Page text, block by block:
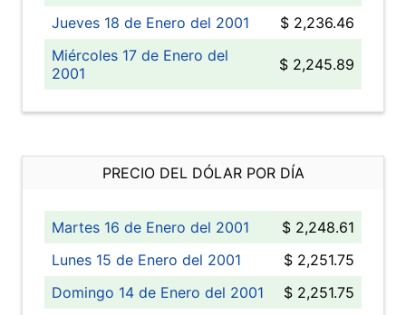
Jueves 18 de Enero del 2001
$ 2,236.46
Miércoles 17 de Enero del
2001
$ 2,245.89
PRECIO DEL DÓLAR POR DÍA
Martes 16 de Enero del 2001
$ 2,248.61
Lunes 15 de Enero del 2001
$ 2,251.75
Domingo 14 de Enero del 2001
$ 2,251.75